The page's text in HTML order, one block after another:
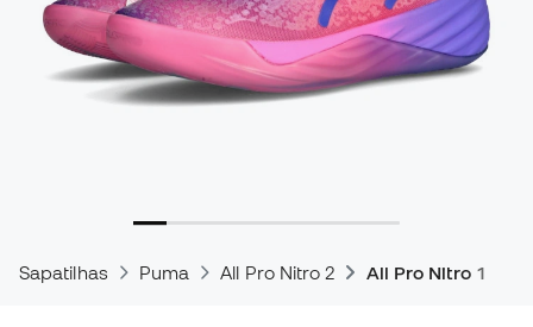
Sapatilhas Puma All Pro Nitro 2 All Pro Nitro 1